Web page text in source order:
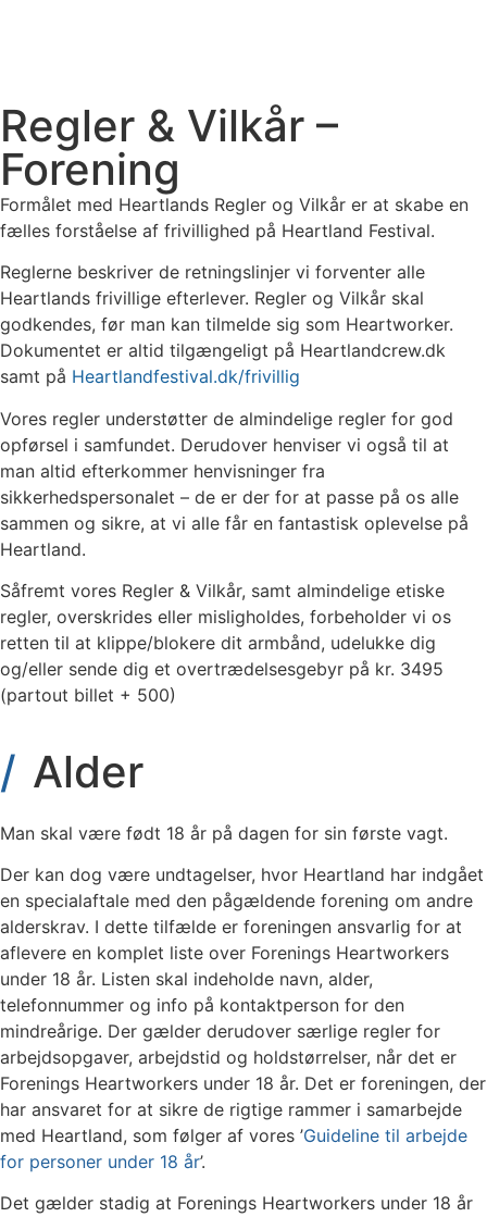
Regler & Vilkår –
Forening
Formålet med Heartlands Regler og Vilkår er at skabe en
fælles forståelse af frivillighed på Heartland Festival.
Reglerne beskriver de retningslinjer vi forventer alle
Heartlands frivillige efterlever. Regler og Vilkår skal
godkendes, før man kan tilmelde sig som Heartworker.
Dokumentet er altid tilgængeligt på Heartlandcrew.dk
samt på Heartlandfestival.dk/frivillig
Vores regler understøtter de almindelige regler for god
opførsel i samfundet. Derudover henviser vi også til at
man altid efterkommer henvisninger fra
sikkerhedspersonalet – de er der for at passe på os alle
sammen og sikre, at vi alle får en fantastisk oplevelse på
Heartland.
Såfremt vores Regler & Vilkår, samt almindelige etiske
regler, overskrides eller misligholdes, forbeholder vi os
retten til at klippe/blokere dit armbånd, udelukke dig
og/eller sende dig et overtrædelsesgebyr på kr. 3495
(partout billet + 500)
Alder
Man skal være født 18 år på dagen for sin første vagt.
Der kan dog være undtagelser, hvor Heartland har indgået
en specialaftale med den pågældende forening om andre
alderskrav. I dette tilfælde er foreningen ansvarlig for at
aflevere en komplet liste over Forenings Heartworkers
under 18 år. Listen skal indeholde navn, alder,
telefonnummer og info på kontaktperson for den
mindreårige. Der gælder derudover særlige regler for
arbejdsopgaver, arbejdstid og holdstørrelser, når det er
Forenings Heartworkers under 18 år. Det er foreningen, der
har ansvaret for at sikre de rigtige rammer i samarbejde
med Heartland, som følger af vores ’Guideline til arbejde
for personer under 18 år’.
Det gælder stadig at Forenings Heartworkers under 18 år